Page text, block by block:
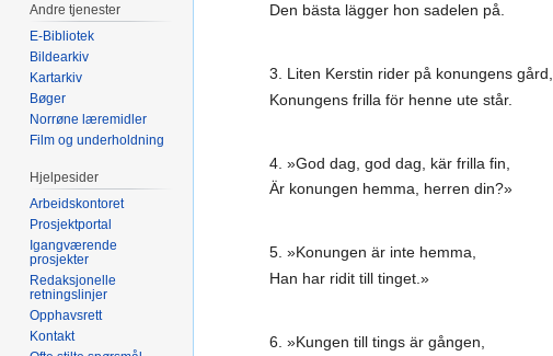
Den bästa lägger hon sadelen på.
3. Liten Kerstin rider på konungens gård,
Konungens frilla för henne ute står.
4. »God dag, god dag, kär frilla fin,
Är konungen hemma, herren din?»
5. »Konungen är inte hemma,
Han har ridit till tinget.»
6. »Kungen till tings är gången,
Andre tjenester
E-Bibliotek
Bildearkiv
Kartarkiv
Bøger
Norrøne læremidler
Film og underholdning
Hjelpesider
Arbeidskontoret
Prosjektportal
Igangværende
prosjekter
Redaksjonelle
retningslinjer
Opphavsrett
Kontakt